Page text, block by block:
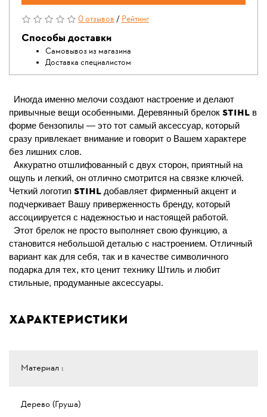
0 отзывов/Рейтинг
Способы доставки
Самовывоз из магазина
Доставка специалистом
Иногда именно мелочи создают настроение и делают
привычные вещи особенными. Деревянный брелок STIHL в
форме бензопилы — это тот самый аксессуар, который
сразу привлекает внимание и говорит о Вашем характере
без лишних слов.
Аккуратно отшлифованный с двух сторон, приятный на
ощупь и легкий, он отлично смотрится на связке ключей.
Четкий логотип STIHL добавляет фирменный акцент и
подчеркивает Вашу приверженность бренду, который
ассоциируется с надежностью и настоящей работой.
Этот брелок не просто выполняет свою функцию, а
становится небольшой деталью с настроением. Отличный
вариант как для себя, так и в качестве символичного
подарка для тех, кто ценит технику Штиль и любит
стильные, продуманные аксессуары.
Характеристики
Материал :
Дерево (Груша)